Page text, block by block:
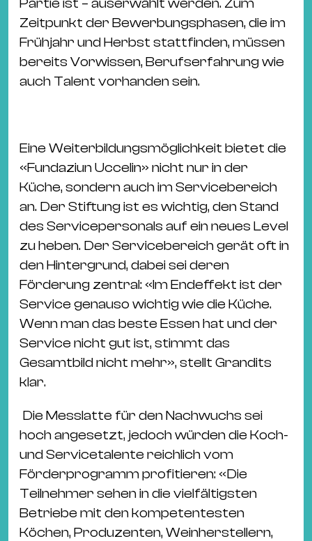
Zeitpunkt der Bewerbungsphasen, die im
Frühjahr und Herbst stattfinden, müssen
bereits Vorwissen, Berufserfahrung wie
auch Talent vorhanden sein.
Eine Weiterbildungsmöglichkeit bietet die
«Fundaziun Uccelin» nicht nur in der
Küche, sondern auch im Servicebereich
an. Der Stiftung ist es wichtig, den Stand
des Servicepersonals auf ein neues Level
zu heben. Der Servicebereich gerät oft in
den Hintergrund, dabei sei deren
Förderung zentral: «Im Endeffekt ist der
Service genauso wichtig wie die Küche.
Wenn man das beste Essen hat und der
Service nicht gut ist, stimmt das
Gesamtbild nicht mehr», stellt Grandits
klar.
Die Messlatte für den Nachwuchs sei
hoch angesetzt, jedoch würden die Koch-
und Servicetalente reichlich vom
Förderprogramm profitieren: «Die
Teilnehmer sehen in die vielfältigsten
Betriebe mit den kompetentesten
Köchen, Produzenten, Weinherstellern,